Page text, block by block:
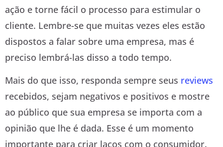
ação e torne fácil o processo para estimular o
cliente. Lembre-se que muitas vezes eles estão
dispostos a falar sobre uma empresa, mas é
preciso lembrá-las disso a todo tempo.
Mais do que isso, responda sempre seus reviews
recebidos, sejam negativos e positivos e mostre
ao público que sua empresa se importa com a
opinião que lhe é dada. Esse é um momento
importante para criar laços com o consumidor.